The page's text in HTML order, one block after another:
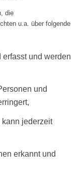
die
u.a. über folgende
und werden
und
jederzeit
erkannt und